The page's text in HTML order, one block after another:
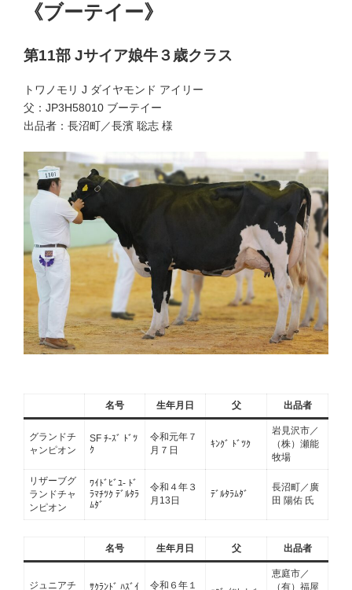
《ブーテイー》
第11部 Jサイア娘牛３歳クラス
トワノモリ J ダイヤモンド アイリー
父：JP3H58010 ブーテイー
出品者：長沼町／長濱 聡志 様
名号 生年月日 父 出品者
グランドチ
ャンピオン
SF ﾁ-ｽﾞ ﾄﾞﾂ
ｸ
令和元年７
月７日
ｷﾝｸﾞ ﾄﾞﾂｸ
岩見沢市／
（株）瀬能
牧場
リザーブグ
ランドチャ
ンピオン
ﾜｲﾄﾞﾋﾞﾕ- ﾄﾞ
ﾗﾏﾁﾂｸ ﾃﾞﾙﾀﾗ
ﾑﾀﾞ
令和４年３
月13日
ﾃﾞﾙﾀﾗﾑﾀﾞ
長沼町／廣
田 陽佑 氏
名号 生年月日 父 出品者
ジュニアチ ｻｸﾗﾝﾄﾞ ﾊｽﾞｲ 令和６年１
恵庭市／
（有）福屋